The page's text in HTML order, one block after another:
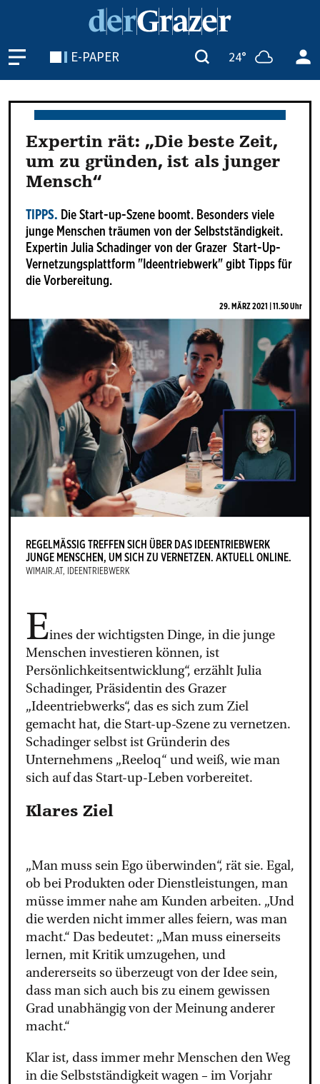
E-PAPER 24°
Expertin rät: „Die beste Zeit,
um zu gründen, ist als junger
Mensch“
TIPPS. Die Start-up-Szene boomt. Besonders viele
junge Menschen träumen von der Selbstständigkeit.
Expertin Julia Schadinger von der Grazer Start-Up-
Vernetzungsplattform "Ideentriebwerk" gibt Tipps für
die Vorbereitung.
29. MÄRZ 2021 | 11.50 Uhr
REGELMÄSSIG TR­E­F­FEN SICH ÜBER DAS IDEEN­TRIEB­W­ERK J
UNGE MEN­SCHEN, UM SICH ZU VER­NET­ZEN. AK­TUELL ON­LINE.
WIMAIR.AT, IDEEN­TRIEB­W­ERK
Eines der wichtigsten Dinge, in die junge
Menschen investieren können, ist
Persönlichkeitsentwicklung“, erzählt Julia
Schadinger, Präsidentin des Grazer
„Ideentriebwerks“, das es sich zum Ziel
gemacht hat, die Start-up-Szene zu vernetzen.
Schadinger selbst ist Gründerin des
Unternehmens „Reeloq“ und weiß, wie man
sich auf das Start-up-Leben vorbereitet.
Klares Ziel
„Man muss sein Ego überwinden“, rät sie. Egal,
ob bei Produkten oder Dienstleistungen, man
müsse immer nahe am Kunden arbeiten. „Und
die werden nicht immer alles feiern, was man
macht.“ Das bedeutet: „Man muss einerseits
lernen, mit Kritik umzugehen, und
andererseits so überzeugt von der Idee sein,
dass man sich auch bis zu einem gewissen
Grad unabhängig von der Meinung anderer
macht.“
Klar ist, dass immer mehr Menschen den Weg
in die Selbstständigkeit wagen – im Vorjahr